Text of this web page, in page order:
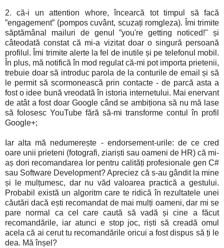
2. că-i un attention whore, încearcă tot timpul să facă
”engagement” (pompos cuvânt, scuzați romgleza). Îmi trimite
săptămânal mailuri de genul ”you're getting noticed!" și
câteodată constat că mi-a vizitat doar o singură persoană
profilul. Îmi trimite alerte la fel de inutile și pe telefonul mobil.
În plus, mă notifică în mod regulat că-mi pot importa prietenii,
trebuie doar să introduc parola de la conturile de email și să
le permit să scormonească prin contacte - de parcă asta a
fost o idee bună vreodată în istoria internetului. Mai enervant
de atât a fost doar Google când se ambiționa să nu mă lase
să folosesc YouTube fără să-mi transforme contul în profil
Google+;
Iar alta mă nedumerește - endorsement-urile: de ce cred
oare unii prieteni (fotografi, ziariști sau oameni de HR) că mi-
aș dori recomandarea lor pentru calități profesionale gen C#
sau Software Development? Apreciez că s-au gândit la mine
și le mulțumesc, dar nu văd valoarea practică a gestului.
Probabil există un algoritm care te ridică în rezultatele unei
căutări dacă ești recomandat de mai mulți oameni, dar mi se
pare normal ca cel care caută să vadă și cine a făcut
recomandările, iar atunci e stop joc, riști să creadă omul
acela că ai cerut tu recomandările oricui a fost dispus să ți le
dea. Mă înșel?